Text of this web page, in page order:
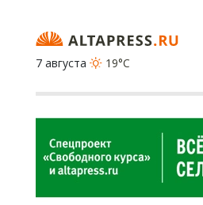
7 августа
19°C